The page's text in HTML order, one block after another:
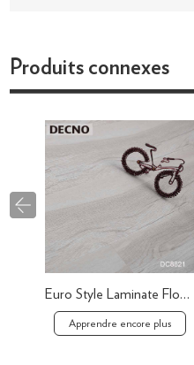
Produits connexes
Euro Style Laminate Flooring Laminate Flooring Deals
Apprendre encore plus